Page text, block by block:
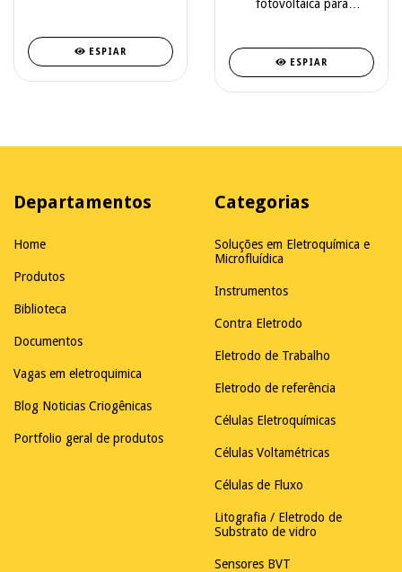
ESPIAR
fotovoltaica para
ESPIAR
Departamentos
Home
Produtos
Biblioteca
Documentos
Vagas em eletroquimica
Blog Noticias Criogênicas
Portfolio geral de produtos
Categorias
Soluções em Eletroquímica e
Microfluídica
Instrumentos
Contra Eletrodo
Eletrodo de Trabalho
Eletrodo de referência
Células Eletroquímicas
Células Voltamétricas
Células de Fluxo
Litografia / Eletrodo de
Substrato de vidro
Sensores BVT